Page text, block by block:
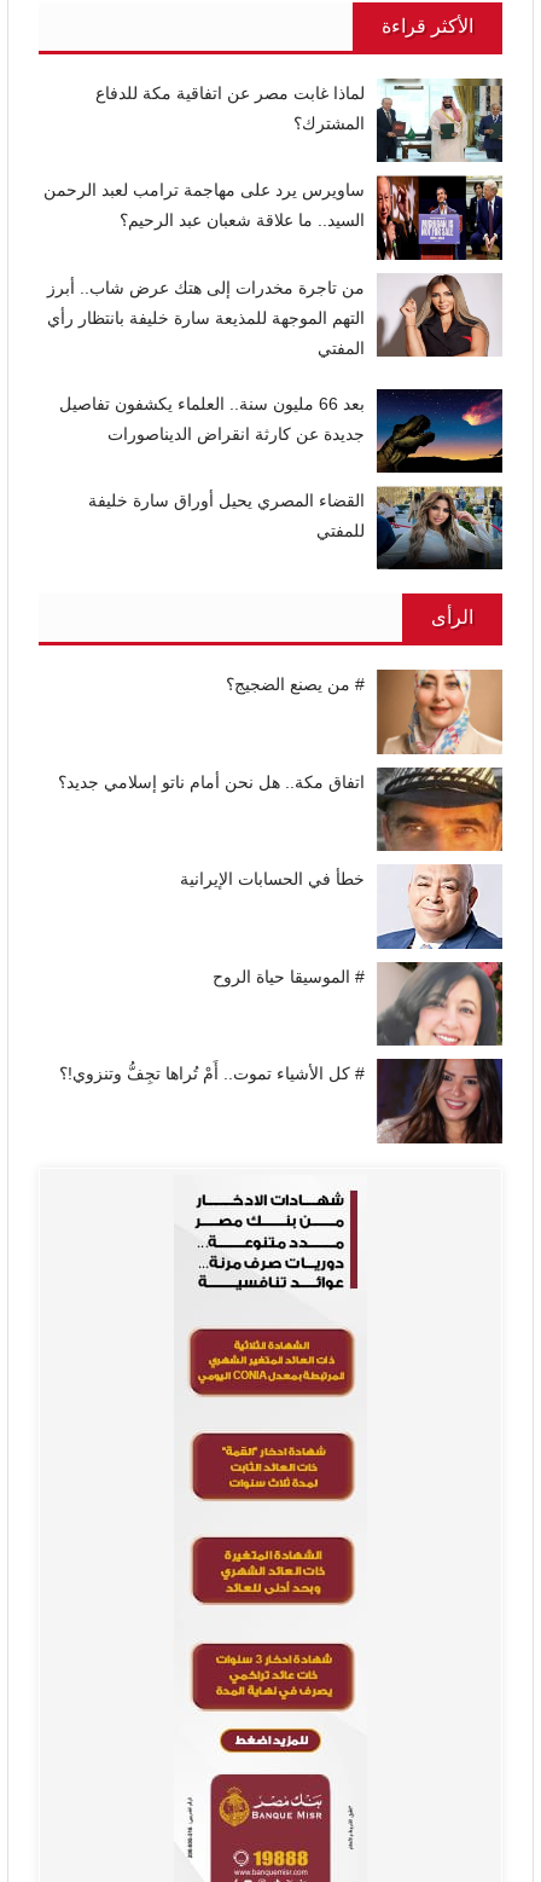
الأكثر قراءة
لماذا غابت مصر عن اتفاقية مكة للدفاع
المشترك؟
ساويرس يرد على مهاجمة ترامب لعبد الرحمن
السيد.. ما علاقة شعبان عبد الرحيم؟
من تاجرة مخدرات إلى هتك عرض شاب.. أبرز
التهم الموجهة للمذيعة سارة خليفة بانتظار رأي
المفتي
بعد 66 مليون سنة.. العلماء يكشفون تفاصيل
جديدة عن كارثة انقراض الديناصورات
القضاء المصري يحيل أوراق سارة خليفة
للمفتي
الرأى
# من يصنع الضجيج؟
اتفاق مكة.. هل نحن أمام ناتو إسلامي جديد؟
خطأ في الحسابات الإيرانية
# الموسيقا حياة الروح
# كل الأشياء تموت.. أَمْ تُراها تجِفُّ وتنزوي!؟